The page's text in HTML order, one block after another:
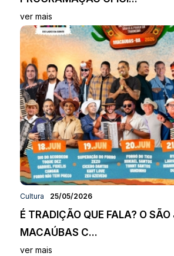
ver mais
Cultura 25/05/2026
É TRADIÇÃO QUE FALA? O SÃO
MACAÚBAS C...
ver mais